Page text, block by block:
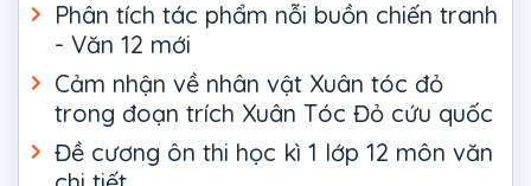
Phân tích tác phẩm nỗi buồn chiến tranh
- Văn 12 mới
Cảm nhận về nhân vật Xuân tóc đỏ
trong đoạn trích Xuân Tóc Đỏ cứu quốc
Đề cương ôn thi học kì 1 lớp 12 môn văn